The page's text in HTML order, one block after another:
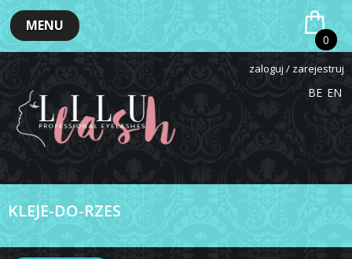
MENU
zaloguj / zarejestruj
BE EN
0
KLEJE-DO-RZES